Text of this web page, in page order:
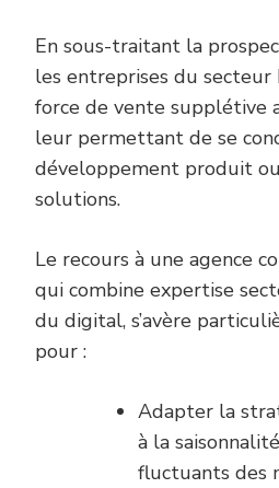
En sous-traitant la
les entreprises du secteur
force de vente supplétive
leur permettant de se
développement produit
solutions.
Le recours à une agence
qui combine expertise
du digital, s’avère
pour :
Adapter la
à la
fluctuants des